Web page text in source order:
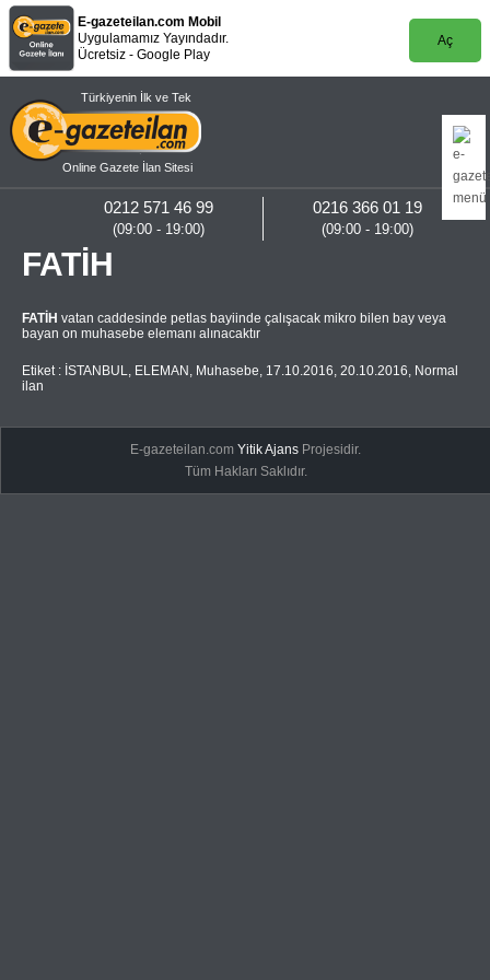
E-gazeteilan.com Mobil
Uygulamamız Yayındadır.
Ücretsiz - Google Play
Aç
Türkiyenin İlk ve Tek
Online Gazete İlan Sitesi
0216 366 01 19
(09:00 - 19:00)
0212 571 46 99
(09:00 - 19:00)
FATİH
FATİH vatan caddesinde petlas bayiinde çalışacak mikro bilen bay veya
bayan on muhasebe elemanı alınacaktır
Etiket : İSTANBUL, ELEMAN , Muhasebe, 17.10.2016, 20.10.2016, Normal
ilan
E-gazeteilan.comYitik Ajans Projesidir.
Tüm Hakları Saklıdır.